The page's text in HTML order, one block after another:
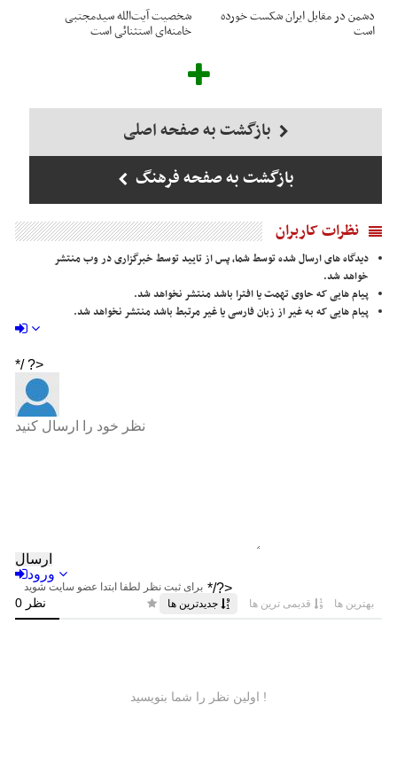
دشمن در مقابل ایران شکست خورده
است
شخصیت آیت‌الله سیدمجتبی
خامنه‌ای استثنائی است
بازگشت به صفحه اصلی
بازگشت به صفحه فرهنگ
نظرات کاربران
دیدگاه های ارسال شده توسط شما، پس از تایید توسط خبرگزاری در وب منتشر
خواهد شد.
پیام هایی که حاوی تهمت یا افترا باشد منتشر نخواهد شد.
پیام هایی که به غیر از زبان فارسی یا غیر مرتبط باشد منتشر نخواهد شد.